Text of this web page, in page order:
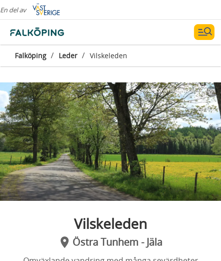
En del av
Falköping / Leder / Vilskeleden
Fotograf:Svenska kyrkan, Floby
Vilskeleden
Östra Tunhem - Jäla